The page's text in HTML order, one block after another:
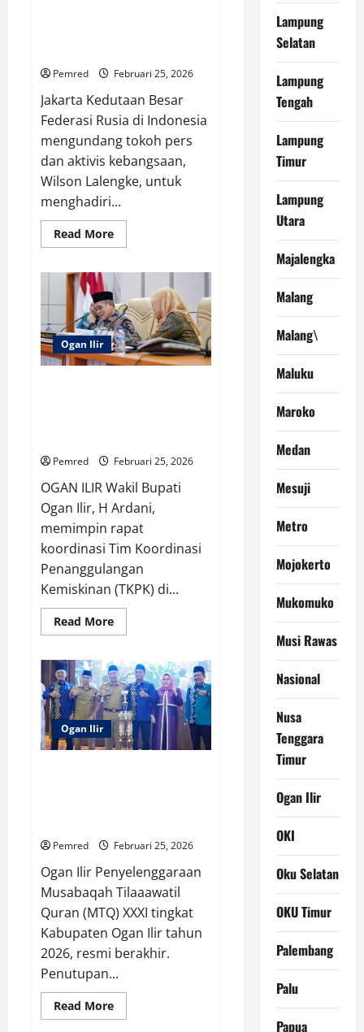
Pemred Februari 25, 2026
Jakarta Kedutaan Besar
Federasi Rusia di Indonesia
mengundang tokoh pers
dan aktivis kebangsaan,
Wilson Lalengke, untuk
menghadiri...
Read MoreRead
more
Lalengke
Diundang
Duta
Besar
Rusia
untuk
Buka
Puasa
Bersama
Ogan Ilir
Pemred Februari 25, 2026
OGAN ILIR Wakil Bupati
Ogan Ilir, H Ardani,
memimpin rapat
koordinasi Tim Koordinasi
Penanggulangan
Kemiskinan (TKPK) di...
Read MoreRead
more
Ogan
Ilir
Pimpin
Rakor
Tim
Koordinasi
Penanggulangan
Kemiskinan,
Ogan Ilir
Pemred Februari 25, 2026
Ogan Ilir Penyelenggaraan
Musabaqah Tilaaawatil
Quran (MTQ) XXXI tingkat
Kabupaten Ogan Ilir tahun
2026, resmi berakhir.
Penutupan...
Read MoreRead
more
Lampung
Selatan
Lampung
Tengah
Lampung
Timur
Lampung
Utara
Majalengka
Malang
Malang\
Maluku
Maroko
Medan
Mesuji
Metro
Mojokerto
Mukomuko
Musi Rawas
Nasional
Nusa
Tenggara
Timur
Ogan Ilir
OKI
Oku Selatan
OKU Timur
Palembang
Palu
Papua